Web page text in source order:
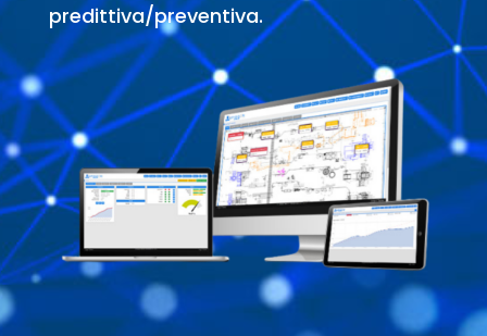
predittiva/preventiva.